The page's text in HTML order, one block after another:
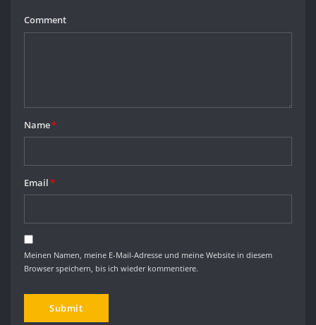
Comment
Name*
Email*
Meinen Namen, meine E-Mail-Adresse und meine Website in diesem
Browser speichern, bis ich wieder kommentiere.